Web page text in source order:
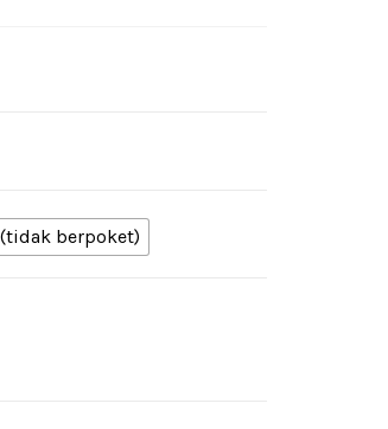
(tidak berpoket)